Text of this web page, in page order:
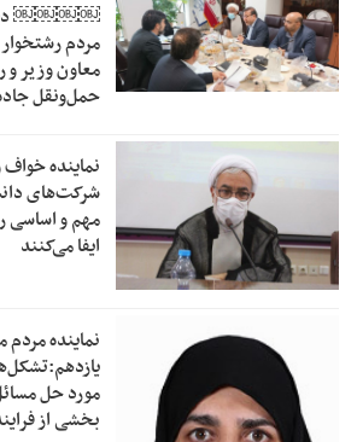
￼￼￼￼‏
مردم
معاون وزیر و
حمل‌ونقل
نماینده
شرکت‌های
مهم و اساسی
ایفا می‌کنند
نماینده
مورد حل
بخشی از